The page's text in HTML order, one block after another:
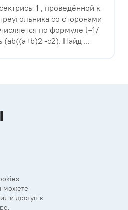
1 , проведённой к
со сторонами
по формуле l=1/
(ab((a+b)2 -c2). Найд ...
можете
и доступ к